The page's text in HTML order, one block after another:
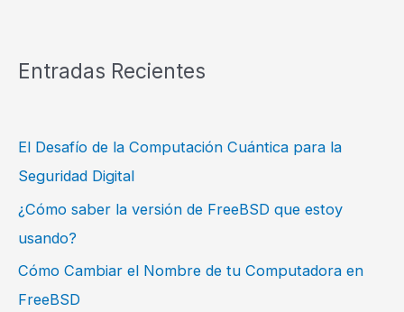
Entradas Recientes
El Desafío de la Computación Cuántica para la
Seguridad Digital
¿Cómo saber la versión de FreeBSD que estoy
usando?
Cómo Cambiar el Nombre de tu Computadora en
FreeBSD